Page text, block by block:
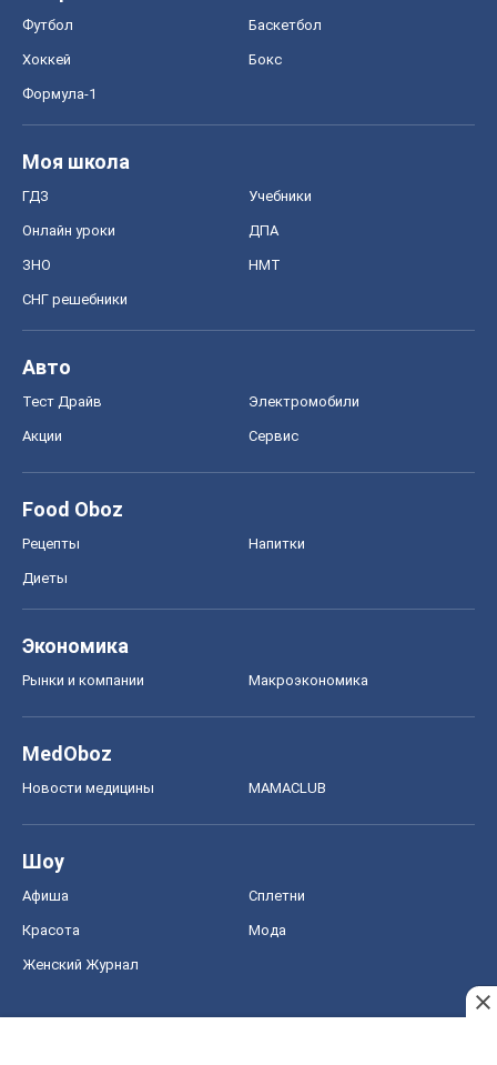
Футбол Баскетбол
Хоккей Бокс
Формула-1
Моя школа
ГДЗ Учебники
Онлайн уроки ДПА
ЗНО НМТ
СНГ решебники
Авто
Тест Драйв Электромобили
Акции Сервис
Food Oboz
Рецепты Напитки
Диеты
Экономика
Рынки и компании Mакроэкономика
MedOboz
Новости медицины MAMACLUB
Шоу
Афиша Сплетни
Красота Мода
Женский Журнал